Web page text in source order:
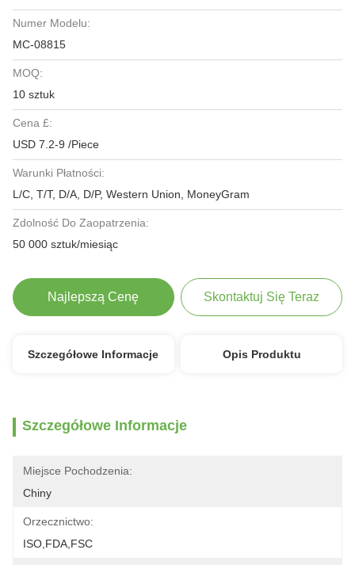
Numer Modelu:
MC-08815
MOQ:
10 sztuk
Cena £:
USD 7.2-9 /Piece
Warunki Płatności:
L/C, T/T, D/A, D/P, Western Union, MoneyGram
Zdolność Do Zaopatrzenia:
50 000 sztuk/miesiąc
Najlepszą Cenę Skontaktuj Się Teraz
Szczegółowe Informacje Opis Produktu
Szczegółowe Informacje
Miejsce Pochodzenia:
Chiny
Orzecznictwo:
ISO,FDA,FSC